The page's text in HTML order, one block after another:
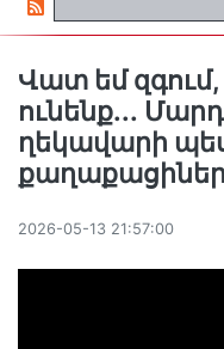
Վատ եմ
ունենք․․․
ղեկավարի պես
քաղաքացիներ
2026-05-13 21:57:00